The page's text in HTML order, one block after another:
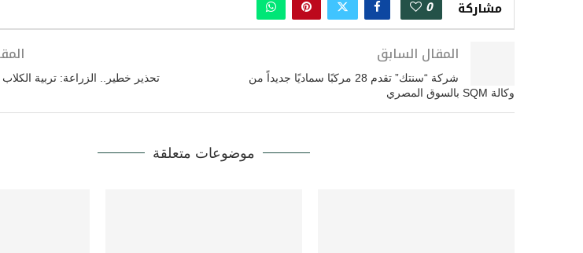
مشاركة 0
المقال السابق
شركة “سنتك” تقدم 28 مركبًا سماديًا جديداً من
وكالة SQM بالسوق المصري
تحذير خطير.. الزراعة: تربية
موضوعات متعلقة